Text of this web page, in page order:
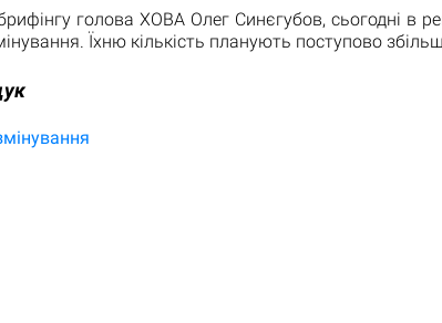
голова ХОВА Олег Синєгубов, сьогодні в
Їхню кількість планують поступово